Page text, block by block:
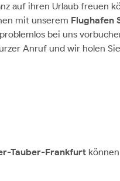
auf ihren Urlaub freuen
mit unserem Flughafen
bei uns
Anruf und wir holen
Tauber-Frankfurt